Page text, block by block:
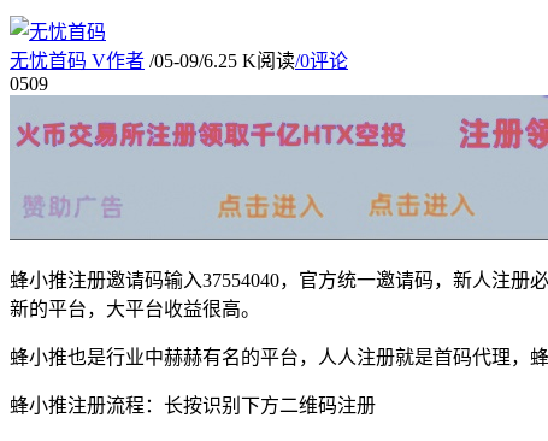
无忧首码 V作者 /05-09/6.25 K阅读/0评论
0509
蜂小推注册邀请码输入37554040，官方统一邀请码，新人注
新的平台，大平台收益很高。
蜂小推也是行业中赫赫有名的平台，人人注册就是首码代理，
蜂小推注册流程：长按识别下方二维码注册